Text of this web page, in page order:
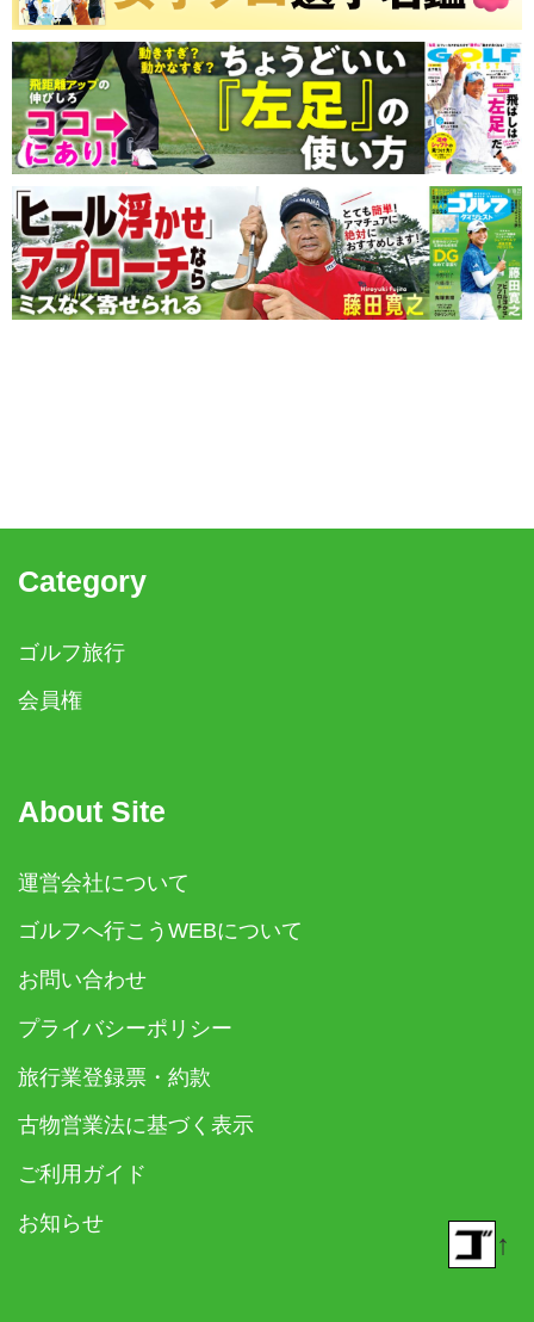
Category
ゴルフ旅行
会員権
About Site
運営会社について
ゴルフへ行こうWEBについて
お問い合わせ
プライバシーポリシー
旅行業登録票・約款
古物営業法に基づく表示
ご利用ガイド
お知らせ
↑